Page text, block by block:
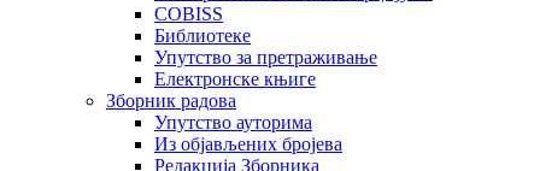
COBISS
Библиотеке
Упутство за претраживање
Електронске књиге
Зборник радова
Упутство ауторима
Из објављених бројева
Редакција Зборника